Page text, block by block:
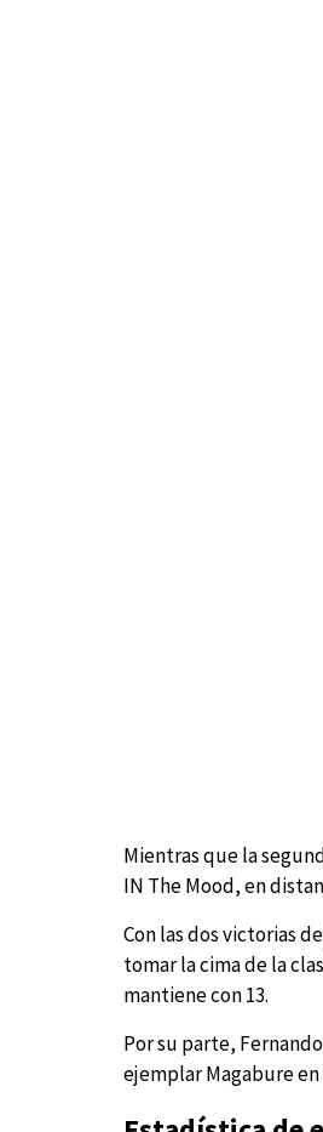
Mientras que la
IN The Mood, en
Con las dos victorias
tomar la cima de la
mantiene con 13.
Por su parte,
ejemplar Magabure